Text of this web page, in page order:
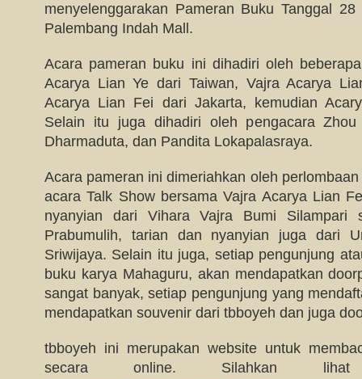
menyelenggarakan Pameran Buku Tanggal
Palembang Indah Mall.
Acara pameran buku ini dihadiri oleh
Acarya Lian Ye dari Taiwan, Vajra Acarya
Acarya Lian Fei dari Jakarta, kemudian
Selain itu juga dihadiri oleh pengacara
Dharmaduta, dan Pandita Lokapalasraya.
Acara pameran ini dimeriahkan oleh
acara Talk Show bersama Vajra Acarya Lian
nyanyian dari Vihara Vajra Bumi Silampari
Prabumulih, tarian dan nyanyian juga dari
Sriwijaya. Selain itu juga, setiap pengunjung
buku karya Mahaguru, akan mendapatkan
sangat banyak, setiap pengunjung yang
mendapatkan souvenir dari tbboyeh dan juga
tbboyeh ini merupakan website untuk
secara online. Silahkan